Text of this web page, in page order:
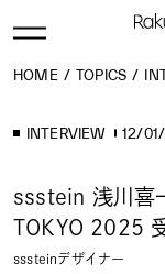
HOME TOPICS
INTERVIEW 12/
ssstein 浅川喜
TOKYO 2025
sssteinデザイナー